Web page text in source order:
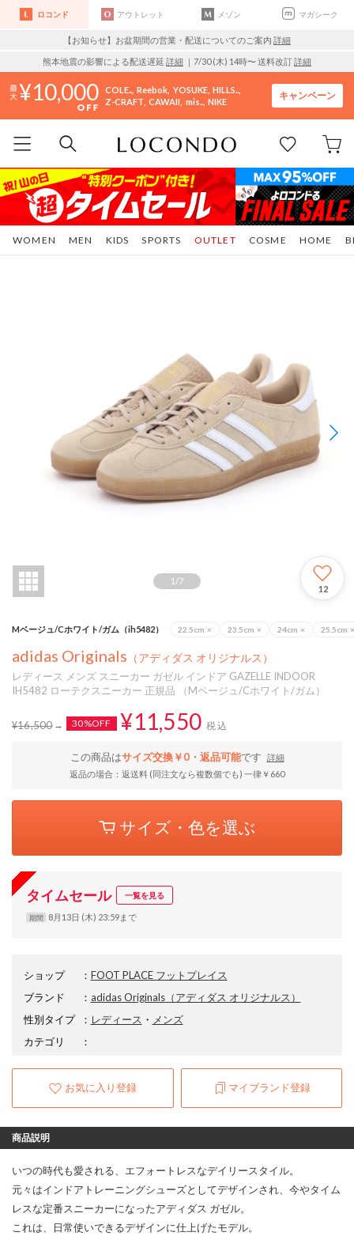
ロコンド アウトレット メゾン マガシーク
【お知らせ】お盆期間の営業・配送についてのご案内 詳細
熊本地震の影響による配送遅延 詳細 ｜7/30 (木) 14時〜 送料改訂詳細
10,000 COLE.. Reebok YOSUKE HILLS..
Z-CRAFT CAWAII mis.. NIKE
キャンペーン
WOMEN MEN KIDS SPORTS COSME HOME
OUTLET
1 /7
12
Mベージュ/Cホワイト/ガム（ih5482） 22.5cm × 23.5cm × 24cm × 25.5cm ×
adidas Originals （アディダス オリジナルス）
レディース メンズ スニーカー ガゼル インドア GAZELLE INDOOR
IH5482 ローテクスニーカー 正規品 （Mベージュ/Cホワイト/ガム）
¥16,500 30%OFF ¥11,550 税込
この商品はサイズ交換￥0・返品可能です
詳細
返品の場合：返送料 (同注文なら複数個でも) 一律￥660
サイズ・色を選ぶ
タイムセール 一覧を見る
期間 8月13日 (木) 23:59まで
ショップ ： FOOT PLACE フットプレイス
ブランド
： adidas Originals（アディダス オリジナルス）
性別タイプ
： レディース ・ メンズ
カテゴリ
：
お気に入り登録 マイブランド登録
商品説明
いつの時代も愛される、エフォートレスなデイリースタイル。
元々はインドアトレーニングシューズとしてデザインされ、今やタイム
レスな定番スニーカーになったアディダス ガゼル。
これは、日常使いできるデザインに仕上げたモデル。